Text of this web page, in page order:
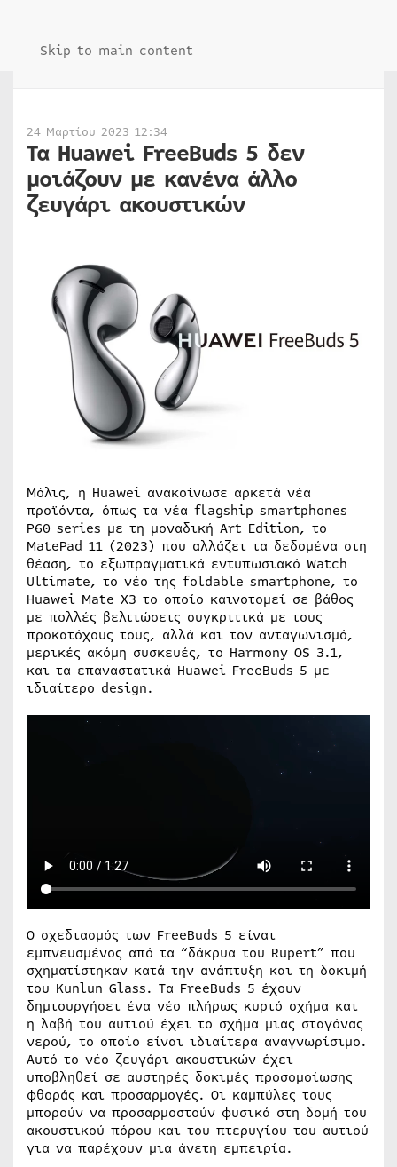
Skip to main content
24 Μαρτίου 2023 12:34
Τα Huawei FreeBuds 5 δεν
μοιάζουν με κανένα άλλο
ζευγάρι ακουστικών
Μόλις, η Huawei ανακοίνωσε αρκετά νέα
προϊόντα, όπως τα νέα flagship smartphones
P60 series με τη μοναδική Art Edition, το
MatePad 11 (2023) που αλλάζει τα δεδομένα στη
θέαση, το εξωπραγματικά εντυπωσιακό Watch
Ultimate, το νέο της foldable smartphone, το
Huawei Mate X3 το οποίο καινοτομεί σε βάθος
με πολλές βελτιώσεις συγκριτικά με τους
προκατόχους τους, αλλά και τον ανταγωνισμό,
μερικές ακόμη συσκευές, το Harmony OS 3.1,
και τα επαναστατικά Huawei FreeBuds 5 με
ιδιαίτερο design.
Ο σχεδιασμός των FreeBuds 5 είναι
εμπνευσμένος από τα “δάκρυα του Rupert” που
σχηματίστηκαν κατά την ανάπτυξη και τη δοκιμή
του Kunlun Glass. Τα FreeBuds 5 έχουν
δημιουργήσει ένα νέο πλήρως κυρτό σχήμα και
η λαβή του αυτιού έχει το σχήμα μιας σταγόνας
νερού, το οποίο είναι ιδιαίτερα αναγνωρίσιμο.
Αυτό το νέο ζευγάρι ακουστικών έχει
υποβληθεί σε αυστηρές δοκιμές προσομοίωσης
φθοράς και προσαρμογές. Οι καμπύλες τους
μπορούν να προσαρμοστούν φυσικά στη δομή του
ακουστικού πόρου και του πτερυγίου του αυτιού
για να παρέχουν μια άνετη εμπειρία.